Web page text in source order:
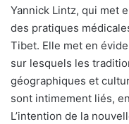
Yannick Lintz, qui met
des pratiques
Tibet. Elle met en
sur lesquels les
géographiques et
sont intimement liés,
L’intention de la